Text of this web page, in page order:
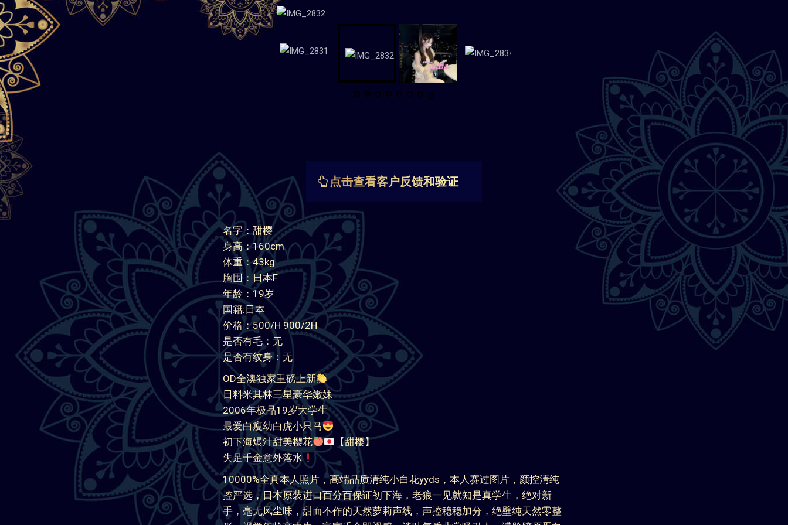
点击查看客户反馈和验证
名字：甜樱
身高：160cm
体重：43kg
胸围：日本F
年龄：19岁
国籍:日本
价格：500/H 900/2H
是否有毛：无
是否有纹身：无
OD全澳独家重磅上新
日料米其林三星豪华嫩妹
2006年极品19岁大学生
最爱白瘦幼白虎小只马
初下海爆汁甜美樱花
【甜樱】
失足千金意外落水
10000%全真本人照片，高端品质清纯小白花yyds，本人赛过图片，颜控清纯
控严选，日本原装进口百分百保证初下海，老狼一见就知是真学生，绝对新
手，毫无风尘味，甜而不作的天然萝莉声线，声控稳稳加分，绝壁纯天然零整